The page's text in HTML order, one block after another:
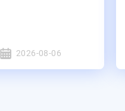
2026-08-06